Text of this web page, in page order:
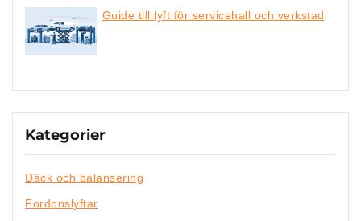
Guide till lyft för servicehall och verkstad
Kategorier
Däck och balansering
Fordonslyftar